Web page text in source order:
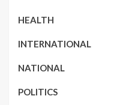
HEALTH
INTERNATIONAL
NATIONAL
POLITICS